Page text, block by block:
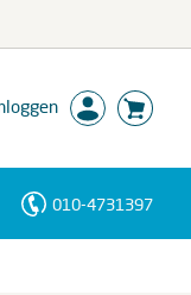
010-4731397